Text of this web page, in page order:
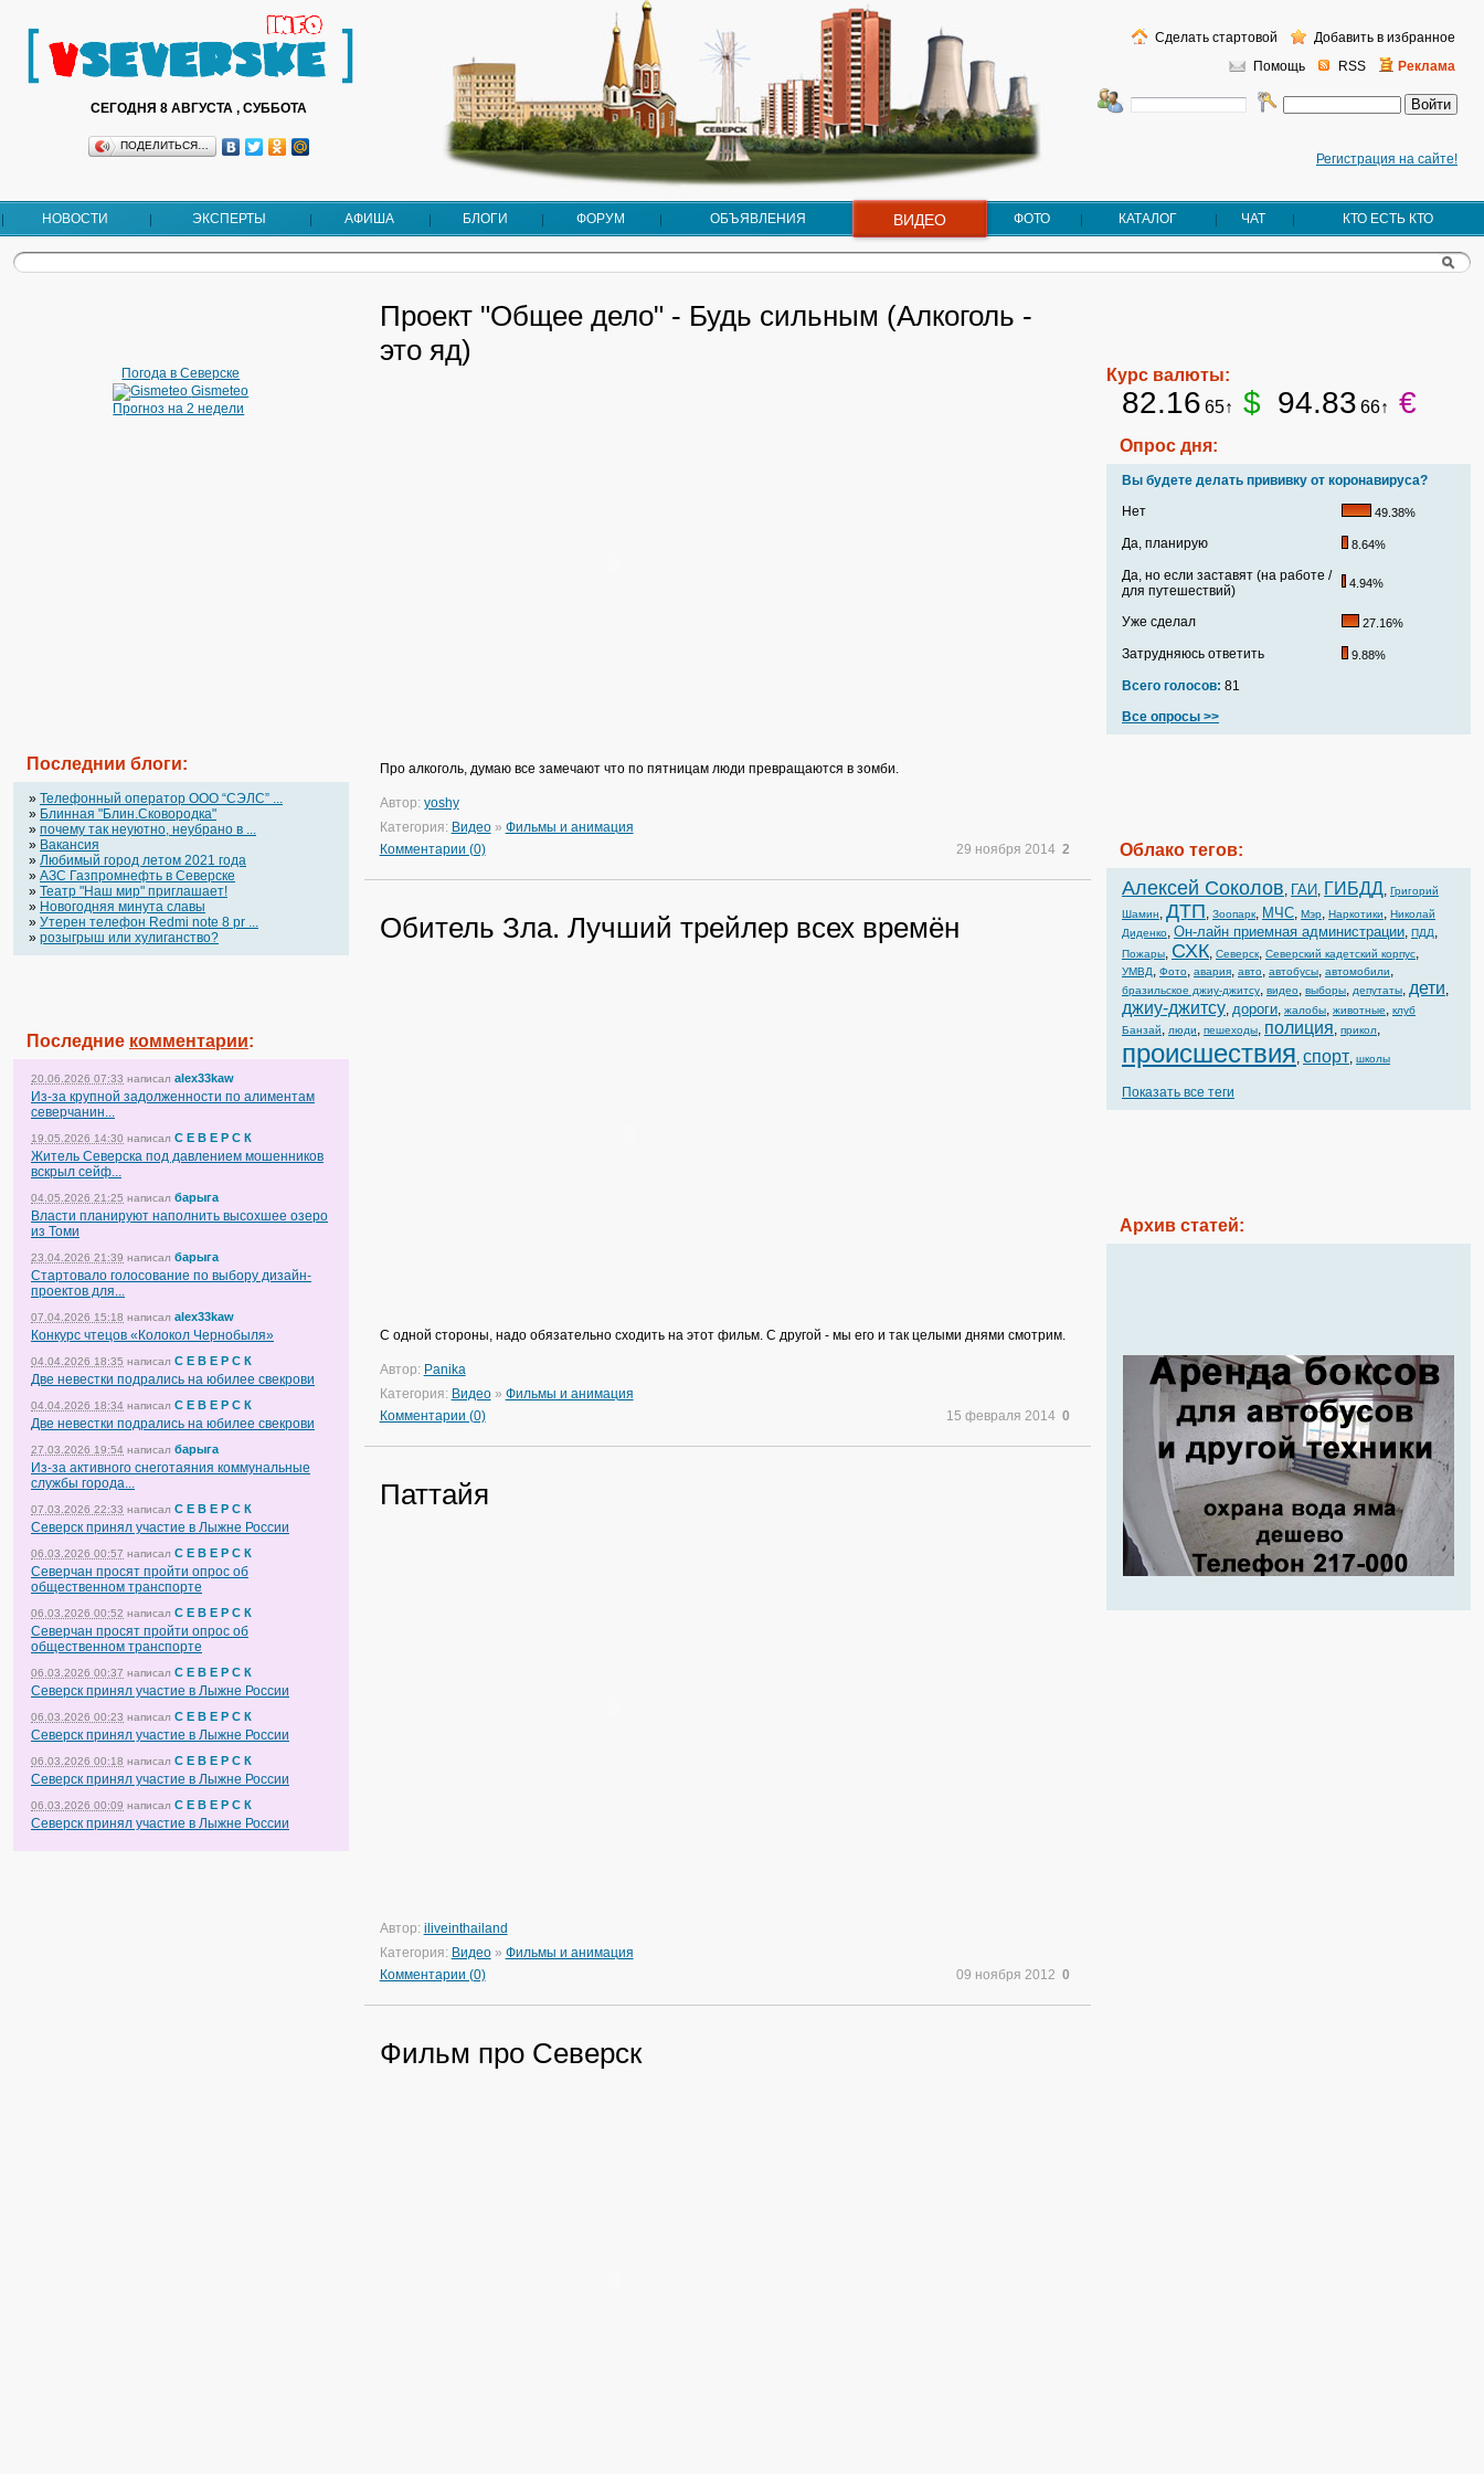
СЕГОДНЯ 8 АВГУСТА , СУББОТА
ПОДЕЛИТЬСЯ…
Регистрация на сайте!
Помощь RSS Реклама
Сделать стартовой Добавить в избранное
НОВОСТИ ЭКСПЕРТЫ АФИША БЛОГИ ФОРУМ ОБЪЯВЛЕНИЯ ВИДЕО ФОТО КАТАЛОГ ЧАТ КТО ЕСТЬ КТО
Погода в Северске
Gismeteo
Прогноз на 2 недели
Последнии блоги:
» Телефонный оператор OOO “СЭЛС” ...
» Блинная "Блин.Сковородка"
» почему так неуютно, неубрано в ...
» Вакансия
» Любимый город летом 2021 года
» АЗС Газпромнефть в Северске
» Театр "Наш мир" приглашает!
» Новогодняя минута славы
» Утерен телефон Redmi note 8 pr ...
» розыгрыш или хулиганство?
Последние комментарии:
20.06.2026 07:33 написал alex33kaw
Из-за крупной задолженности по алиментам
северчанин...
19.05.2026 14:30 написал С Е В Е Р С К
Житель Северска под давлением мошенников
вскрыл сейф...
04.05.2026 21:25 написал барыга
Власти планируют наполнить высохшее озеро
из Томи
23.04.2026 21:39 написал барыга
Стартовало голосование по выбору дизайн-
проектов для...
07.04.2026 15:18 написал alex33kaw
Конкурс чтецов «Колокол Чернобыля»
04.04.2026 18:35 написал С Е В Е Р С К
Две невестки подрались на юбилее свекрови
04.04.2026 18:34 написал С Е В Е Р С К
Две невестки подрались на юбилее свекрови
27.03.2026 19:54 написал барыга
Из-за активного снеготаяния коммунальные
службы города...
07.03.2026 22:33 написал С Е В Е Р С К
Северск принял участие в Лыжне России
06.03.2026 00:57 написал С Е В Е Р С К
Северчан просят пройти опрос об
общественном транспорте
06.03.2026 00:52 написал С Е В Е Р С К
Северчан просят пройти опрос об
общественном транспорте
06.03.2026 00:37 написал С Е В Е Р С К
Северск принял участие в Лыжне России
06.03.2026 00:23 написал С Е В Е Р С К
Северск принял участие в Лыжне России
06.03.2026 00:18 написал С Е В Е Р С К
Северск принял участие в Лыжне России
06.03.2026 00:09 написал С Е В Е Р С К
Северск принял участие в Лыжне России
Проект "Общее дело" - Будь сильным (Алкоголь -
это яд)
Про алкоголь, думаю все замечают что по пятницам люди превращаются в зомби.
Автор: yoshy
Категория: Видео» Фильмы и анимация
Комментарии (0)
29 ноября 2014 2
Обитель Зла. Лучший трейлер всех времён
С одной стороны, надо обязательно сходить на этот фильм. С другой - мы его и так целыми днями смотрим.
Автор: Panika
Категория: Видео» Фильмы и анимация
Комментарии (0)
15 февраля 2014 0
Паттайя
Автор: iliveinthailand
Категория: Видео» Фильмы и анимация
Комментарии (0)
09 ноября 2012 0
Фильм про Северск
Курс валюты:
82.16 65↑ $ 94.83 66↑ €
Опрос дня:
Вы будете делать прививку от коронавируса?
Нет
49.38%
Да, планирую 8.64%
Да, но если заставят (на работе /
для путешествий)
4.94%
Уже сделал 27.16%
Затрудняюсь ответить 9.88%
Всего голосов: 81
Все опросы >>
Облако тегов:
Алексей Соколов, ГАИ, ГИБДД, Григорий
Шамин, ДТП, Зоопарк, МЧС, Мэр, Наркотики, Николай
Диденко, Он-лайн приемная администрации, ПДД,
Пожары, СХК, Северск, Северский кадетский корпус,
УМВД, Фото, авария, авто, автобусы, автомобили,
бразильское джиу-джитсу, видео, выборы, депутаты, дети,
джиу-джитсу, дороги, жалобы, животные, клуб
Банзай, люди, пешеходы, полиция, прикол,
происшествия, спорт, школы
Показать все теги
Архив статей: